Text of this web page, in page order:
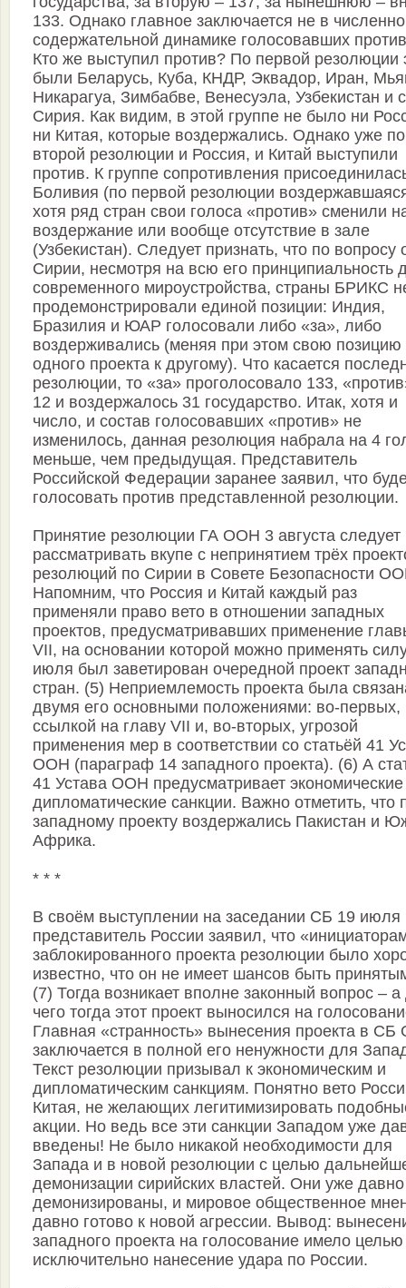
133. Однако главное заключается не в
содержательной динамике голосовавших
Кто же выступил против? По первой резолюции
были Беларусь, Куба, КНДР, Эквадор, Иран,
Никарагуа, Зимбабве, Венесуэла, Узбекистан и
Сирия. Как видим, в этой группе не было ни
ни Китая, которые воздержались. Однако уже по
второй резолюции и Россия, и Китай выступили
против. К группе сопротивления
Боливия (по первой резолюции
хотя ряд стран свои голоса «против» сменили
воздержание или вообще отсутствие в зале
(Узбекистан). Следует признать, что по вопросу
Сирии, несмотря на всю его принципиальность
современного мироустройства, страны БРИКС
продемонстрировали единой позиции: Индия,
Бразилия и ЮАР голосовали либо «за», либо
воздерживались (меняя при этом свою позицию
одного проекта к другому). Что касается
резолюции, то «за» проголосовало 133,
12 и воздержалось 31 государство. Итак, хотя и
число, и состав голосовавших «против» не
изменилось, данная резолюция набрала на 4
меньше, чем предыдущая. Представитель
Российской Федерации заранее заявил, что
голосовать против представленной резолюции.
Принятие резолюции ГА ООН 3 августа следует
рассматривать вкупе с непринятием трёх
резолюций по Сирии в Совете Безопасности
Напомним, что Россия и Китай каждый раз
применяли право вето в отношении западных
проектов, предусматривавших применение
VII, на основании которой можно применять
июля был заветирован очередной проект
стран. (5) Неприемлемость проекта была
двумя его основными положениями: во-первых,
ссылкой на главу VII и, во-вторых, угрозой
применения мер в соответствии со статьёй 41
ООН (параграф 14 западного проекта). (6) А
41 Устава ООН предусматривает
дипломатические санкции. Важно отметить, что
западному проекту воздержались Пакистан и
Африка.
* * *
В своём выступлении на заседании СБ 19 июля
представитель России заявил, что
заблокированного проекта резолюции было
известно, что он не имеет шансов быть
(7) Тогда возникает вполне законный вопрос –
чего тогда этот проект выносился на
Главная «странность» вынесения проекта в
заключается в полной его ненужности для
Текст резолюции призывал к экономическим и
дипломатическим санкциям. Понятно вето
Китая, не желающих легитимизировать
акции. Но ведь все эти санкции Западом уже
введены! Не было никакой необходимости для
Запада и в новой резолюции с целью
демонизации сирийских властей. Они уже давно
демонизированы, и мировое общественное
давно готово к новой агрессии. Вывод:
западного проекта на голосование имело целью
исключительно нанесение удара по России.